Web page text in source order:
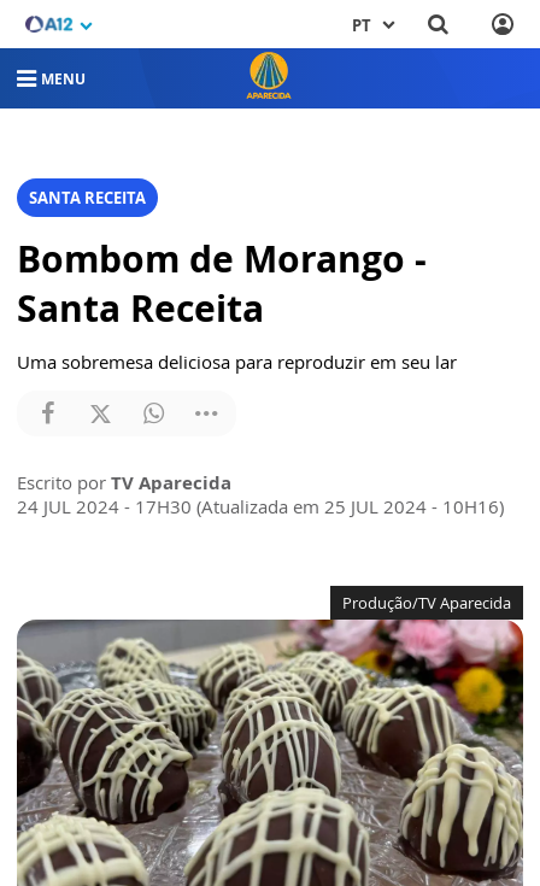
PT
MENU
SANTA RECEITA
Bombom de Morango -
Santa Receita
Uma sobremesa deliciosa para reproduzir em seu lar
Escrito por TV Aparecida
24 JUL 2024 - 17H30 (Atualizada em 25 JUL 2024 - 10H16)
Produção/TV Aparecida